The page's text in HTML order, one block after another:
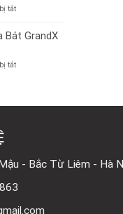
2026:
Nghệ
Hướng
Hiệu
tắtở
sánh
Smooth
HS25-
540
Bát GrandX
tắtở
Bosch
- Bắc Từ Liêm - Hà